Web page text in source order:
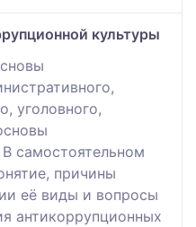
культуры
уголовного,
самостоятельном
причины
её виды и вопросы
антикоррупционных